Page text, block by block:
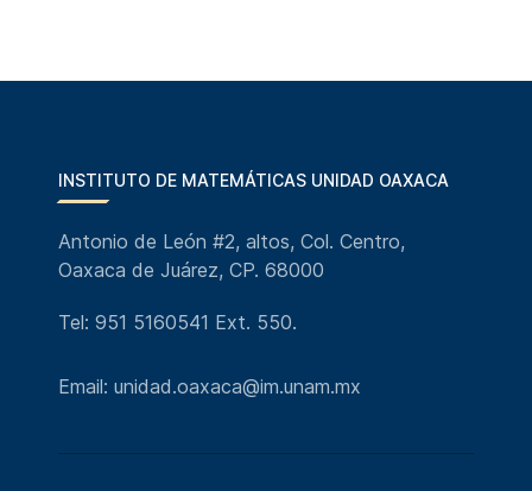
INSTITUTO DE MATEMÁTICAS UNIDAD OAXACA
Antonio de León #2, altos, Col. Centro,
Oaxaca de Juárez, CP. 68000
Tel: 951 5160541 Ext. 550.
Email: unidad.oaxaca@im.unam.mx